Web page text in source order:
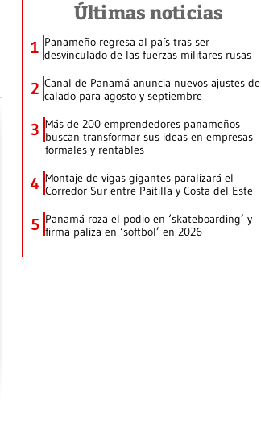
Últimas noticias
1 Panameño regresa al país tras ser
desvinculado de las fuerzas militares rusas
2 Canal de Panamá anuncia nuevos ajustes de
calado para agosto y septiembre
3 Más de 200 emprendedores panameños
buscan transformar sus ideas en empresas
formales y rentables
4 Montaje de vigas gigantes paralizará el
Corredor Sur entre Paitilla y Costa del Este
5 Panamá roza el podio en ‘skateboarding’ y
firma paliza en ‘softbol’ en 2026